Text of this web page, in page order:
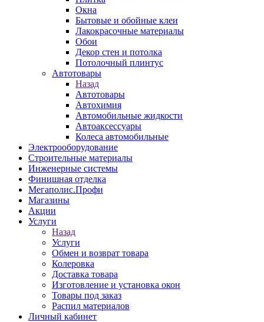
Окна
Бытовые и обойные клеи
Лакокрасочные материалы
Обои
Декор стен и потолка
Потолочный плинтус
Автотовары
Назад
Автотовары
Автохимия
Автомобильные жидкости
Автоаксессуары
Колеса автомобильные
Электрооборудование
Строительные материалы
Инженерные системы
Финишная отделка
Мегаполис.Профи
Магазины
Акции
Услуги
Назад
Услуги
Обмен и возврат товара
Колеровка
Доставка товара
Изготовление и установка окон
Товары под заказ
Распил материалов
Личный кабинет